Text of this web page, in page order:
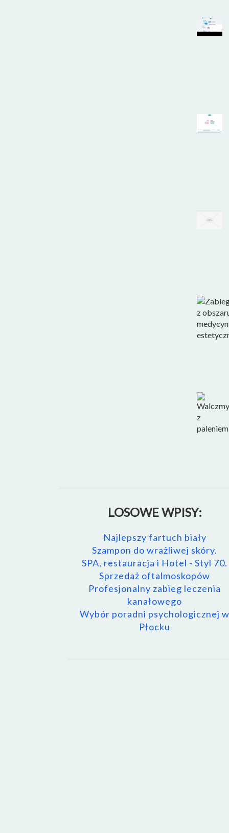
LOSOWE WPISY:
Najlepszy fartuch biały
Szampon do wrażliwej skóry.
SPA, restauracja i Hotel - Styl 70.
Sprzedaż oftalmoskopów
Profesjonalny zabieg leczenia
kanałowego
Wybór poradni psychologicznej w
Płocku